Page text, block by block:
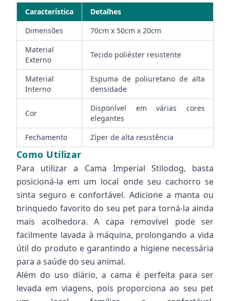
Característica
Detalhes
Dimensões
70cm x 50cm x 20cm
Material
Externo
Tecido poliéster resistente
Material
Interno
Espuma de poliuretano de alta
densidade
Cor
Disponível em várias cores
elegantes
Fechamento
Zíper de alta resistência
Como Utilizar
Para utilizar a Cama Imperial Stilodog, basta
posicioná-la em um local onde seu cachorro se
sinta seguro e confortável. Adicione a manta ou
brinquedo favorito do seu pet para torná-la ainda
mais acolhedora. A capa removível pode ser
facilmente lavada à máquina, prolongando a vida
útil do produto e garantindo a higiene necessária
para a saúde do seu animal.
Além do uso diário, a cama é perfeita para ser
levada em viagens, pois proporciona ao seu pet